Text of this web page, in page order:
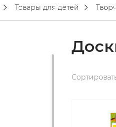
Товары для детей